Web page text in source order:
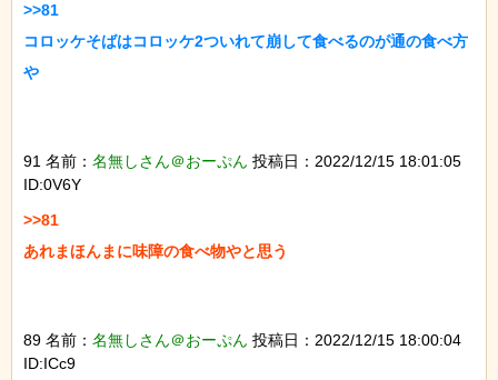
>>81
コロッケそばはコロッケ2ついれて崩して食べるのが通の食べ方
や
91 名前： 名無しさん＠おーぷん 投稿日：2022/12/15 18:01:05
ID:0V6Y
>>81
あれまほんまに味障の食べ物やと思う
89 名前： 名無しさん＠おーぷん 投稿日：2022/12/15 18:00:04
ID:ICc9